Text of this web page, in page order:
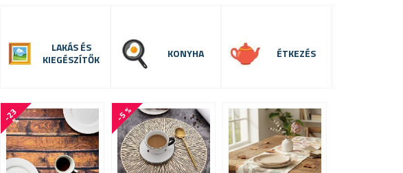
LAKÁS ÉS
KIEGÉSZÍTŐK
KONYHA ÉTKEZÉS
-
2
3
% -5 %